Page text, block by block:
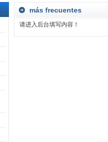
más frecuentes
请进入后台填写内容！